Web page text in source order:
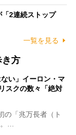
「2連続ストップ
一覧を見る
き方
い」イーロン・マ
スクの数々「絶対
の「兆万長者（ト
。…